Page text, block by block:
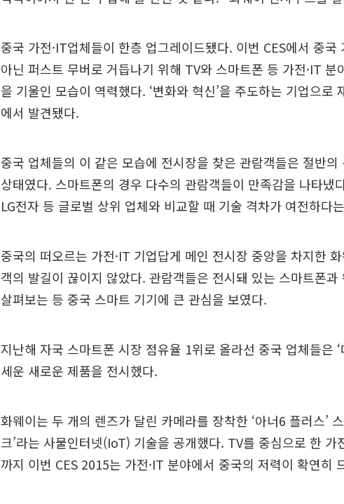
중국 가전·IT업체들이 한층 업그레이드됐다. 이번 CES에서 중
아닌 퍼스트 무버로 거듭나기 위해 TV와 스마트폰 등 가전·IT 분
을 기울인 모습이 역력했다. ‘변화와 혁신’을 주도하는 기업으로
에서 발견됐다.
중국 업체들의 이 같은 모습에 전시장을 찾은 관람객들은 절반
상태였다. 스마트폰의 경우 다수의 관람객들이 만족감을 나타냈
LG전자 등 글로벌 상위 업체와 비교할 때 기술 격차가 여전하다
중국의 떠오르는 가전·IT 기업답게 메인 전시장 중앙을 차지한
객의 발길이 끊이지 않았다. 관람객들은 전시돼 있는 스마트폰과
살펴보는 등 중국 스마트 기기에 큰 관심을 보였다.
지난해 자국 스마트폰 시장 점유율 1위로 올라선 중국 업체들은 ‘
세운 새로운 제품을 전시했다.
화웨이는 두 개의 렌즈가 달린 카메라를 장착한 ‘아너6 플러스’
크’라는 사물인터넷(IoT) 기술을 공개했다. TV를 중심으로 한 가
까지 이번 CES 2015는 가전·IT 분야에서 중국의 저력이 확연히